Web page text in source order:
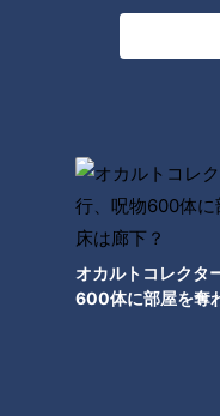
オカルトコレクタ
600体に部屋を奪
トで108円に！黄色テー
162円！2袋430円の枝
さらに、夕方は果物・
半額の54円になりまし
みなと店の店長・吉田
今日売り切るというス
しい商品を仕入れて売